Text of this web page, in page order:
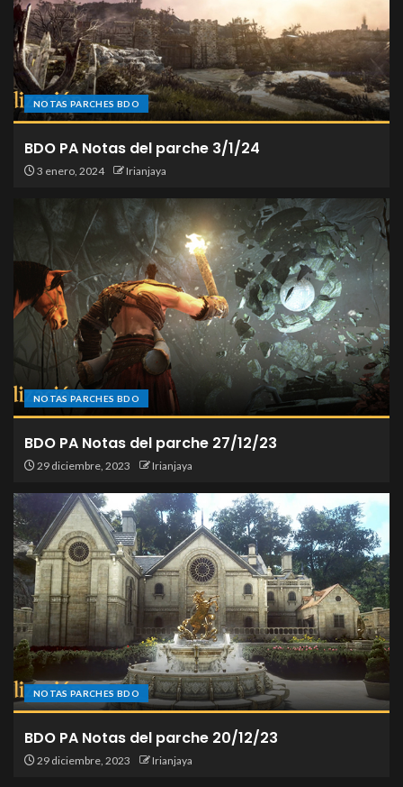
NOTAS PARCHES BDO
BDO PA Notas del parche 3/1/24
3 enero, 2024 Irianjaya
NOTAS PARCHES BDO
BDO PA Notas del parche 27/12/23
29 diciembre, 2023 Irianjaya
NOTAS PARCHES BDO
BDO PA Notas del parche 20/12/23
29 diciembre, 2023 Irianjaya